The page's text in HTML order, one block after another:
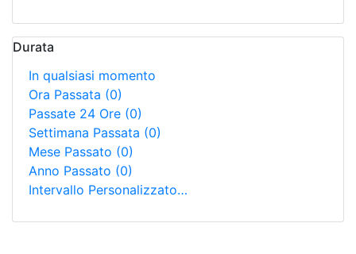
Durata
In qualsiasi momento
Ora Passata (0)
Passate 24 Ore (0)
Settimana Passata (0)
Mese Passato (0)
Anno Passato (0)
Intervallo Personalizzato…